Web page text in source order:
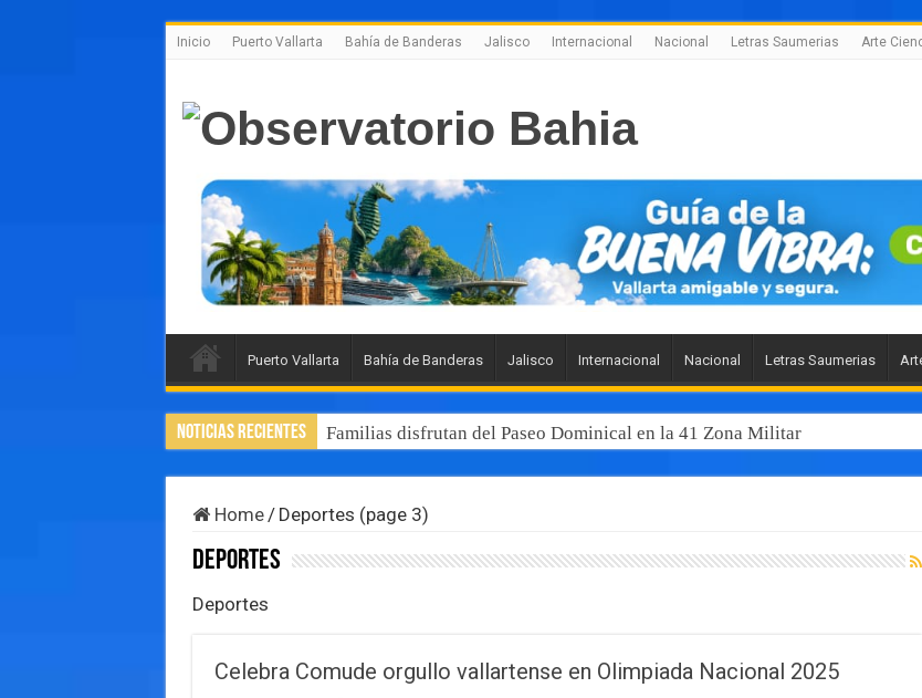
Inicio Puerto Vallarta Bahía de Banderas Jalisco Internacional Nacional Letras Saumerias Arte
Puerto Vallarta Bahía de Banderas Jalisco Internacional Nacional Letras Saumerias
Noticias Recientes Familias disfrutan del Paseo Dominical en la 41 Zona Militar
Home / Deportes (page 3)
Deportes
Deportes
Celebra Comude orgullo vallartense en Olimpiada Nacional 2025